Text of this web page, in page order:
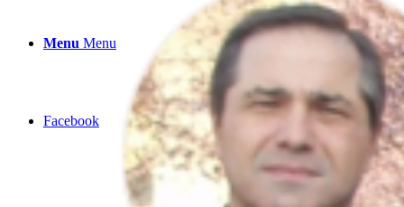
Menu Menu
Facebook